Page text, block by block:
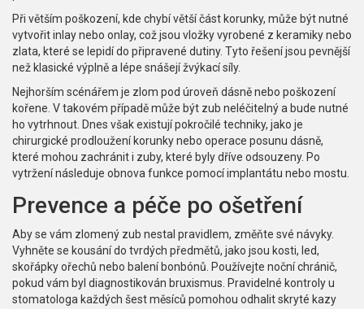
Při větším poškození, kde chybí větší část korunky, může být nutné
vytvořit inlay nebo onlay, což jsou vložky vyrobené z keramiky nebo
zlata, které se lepidí do připravené dutiny. Tyto řešení jsou pevnější
než klasické výplně a lépe snášejí žvýkací síly.
Nejhorším scénářem je zlom pod úroveň dásně nebo poškození
kořene. V takovém případě může být zub neléčitelný a bude nutné
ho vytrhnout. Dnes však existují pokročilé techniky, jako je
chirurgické prodloužení korunky nebo operace posunu dásně,
které mohou zachránit i zuby, které byly dříve odsouzeny. Po
vytržení následuje obnova funkce pomocí implantátu nebo mostu.
Prevence a péče po ošetření
Aby se vám zlomený zub nestal pravidlem, změňte své návyky.
Vyhněte se kousání do tvrdých předmětů, jako jsou kosti, led,
skořápky ořechů nebo balení bonbónů. Používejte noční chránič,
pokud vám byl diagnostikován bruxismus. Pravidelné kontroly u
stomatologa každých šest měsíců pomohou odhalit skryté kazy